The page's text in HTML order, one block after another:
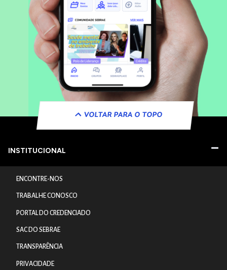
VOLTAR PARA O TOPO
INSTITUCIONAL
ENCONTRE-NOS
TRABALHE CONOSCO
PORTAL DO CREDENCIADO
SAC DO SEBRAE
TRANSPARÊNCIA
PRIVACIDADE